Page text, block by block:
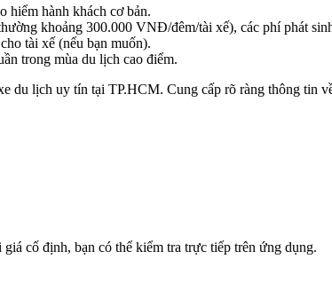
hiểm hành khách cơ bản.
khoảng 300.000 VNĐ/đêm/tài xế), các phí phát
tài xế (nếu bạn muốn).
trong mùa du lịch cao điểm.
du lịch uy tín tại TP.HCM. Cung cấp rõ ràng thông tin
cố định, bạn có thể kiểm tra trực tiếp trên ứng dụng.